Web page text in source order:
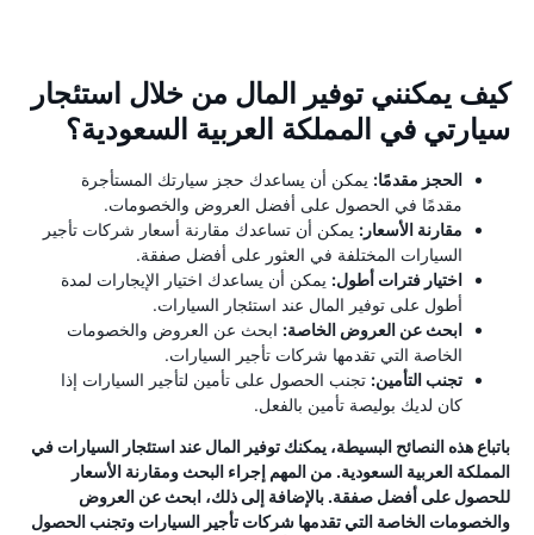
كيف يمكنني توفير المال من خلال استئجار
سيارتي في المملكة العربية السعودية؟
الحجز مقدمًا: يمكن أن يساعدك حجز سيارتك المستأجرة
مقدمًا في الحصول على أفضل العروض والخصومات.
مقارنة الأسعار: يمكن أن تساعدك مقارنة أسعار شركات تأجير
السيارات المختلفة في العثور على أفضل صفقة.
اختيار فترات أطول: يمكن أن يساعدك اختيار الإيجارات لمدة
أطول على توفير المال عند استئجار السيارات.
ابحث عن العروض الخاصة: ابحث عن العروض والخصومات
الخاصة التي تقدمها شركات تأجير السيارات.
تجنب التأمين: تجنب الحصول على تأمين لتأجير السيارات إذا
كان لديك بوليصة تأمين بالفعل.
باتباع هذه النصائح البسيطة، يمكنك توفير المال عند استئجار السيارات في
المملكة العربية السعودية. من المهم إجراء البحث ومقارنة الأسعار
للحصول على أفضل صفقة. بالإضافة إلى ذلك، ابحث عن العروض
والخصومات الخاصة التي تقدمها شركات تأجير السيارات وتجنب الحصول